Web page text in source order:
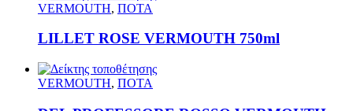
VERMOUTH, ΠΟΤΑ
LILLET ROSE VERMOUTH 750ml
VERMOUTH, ΠΟΤΑ